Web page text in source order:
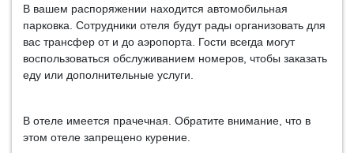
В вашем распоряжении находится автомобильная
парковка. Сотрудники отеля будут рады организовать для
вас трансфер от и до аэропорта. Гости всегда могут
воспользоваться обслуживанием номеров, чтобы заказать
еду или дополнительные услуги.
В отеле имеется прачечная. Обратите внимание, что в
этом отеле запрещено курение.